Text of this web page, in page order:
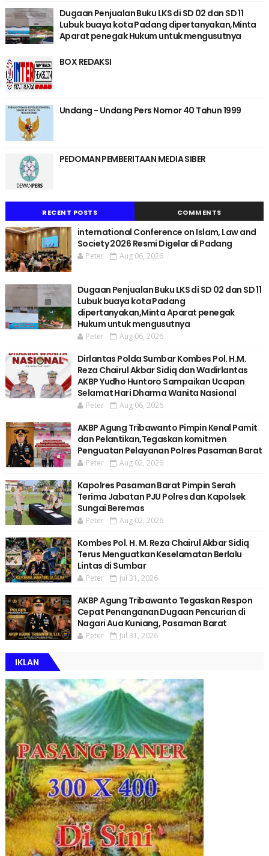
Dugaan Penjualan Buku LKS di SD 02 dan SD 11
Lubuk buaya kota Padang dipertanyakan,Minta
Aparat penegak Hukum untuk mengusutnya
BOX REDAKSI
Undang - Undang Pers Nomor 40 Tahun 1999
PEDOMAN PEMBERITAAN MEDIA SIBER
RECENT POSTS COMMENTS
international Conference on Islam, Law and
Society 2026 Resmi Digelar di Padang
Peter Aug 06, 2026
Dugaan Penjualan Buku LKS di SD 02 dan SD 11
Lubuk buaya kota Padang
dipertanyakan,Minta Aparat penegak
Hukum untuk mengusutnya
Peter Aug 06, 2026
Dirlantas Polda Sumbar Kombes Pol. H.M.
Reza Chairul Akbar Sidiq dan Wadirlantas
AKBP Yudho Huntoro Sampaikan Ucapan
Selamat Hari Dharma Wanita Nasional
Peter Aug 06, 2026
AKBP Agung Tribawanto Pimpin Kenal Pamit
dan Pelantikan,Tegaskan komitmen
Penguatan Pelayanan Polres Pasaman Barat
Peter Aug 02, 2026
Kapolres Pasaman Barat Pimpin Serah
Terima Jabatan PJU Polres dan Kapolsek
Sungai Beremas
Peter Aug 02, 2026
Kombes Pol. H. M. Reza Chairul Akbar Sidiq
Terus Menguatkan Keselamatan Berlalu
Lintas di Sumbar
Peter Jul 31, 2026
AKBP Agung Tribawanto Tegaskan Respon
Cepat Penanganan Dugaan Pencurian di
Nagari Aua Kuniang, Pasaman Barat
Peter Jul 31, 2026
IKLAN